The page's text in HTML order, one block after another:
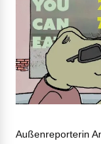
Außenreporterin